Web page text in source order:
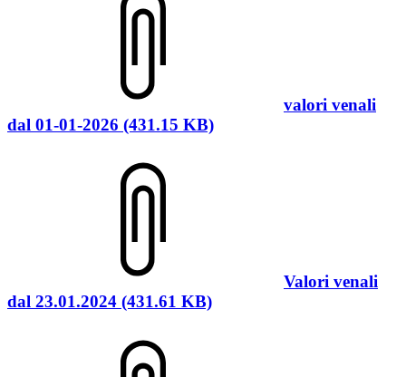
valori venali
dal 01-01-2026 (431.15 KB)
Valori venali
dal 23.01.2024 (431.61 KB)